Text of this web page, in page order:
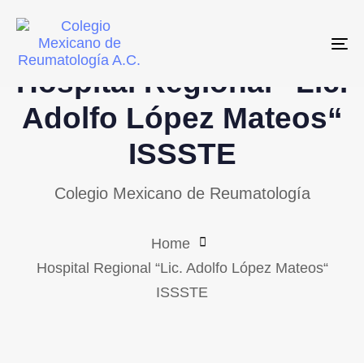
links
primary
navigation
Hospital Regional “Lic.
Adolfo López Mateos“
ISSSTE
Colegio Mexicano de Reumatología
Home
Hospital Regional “Lic. Adolfo López Mateos“
ISSSTE